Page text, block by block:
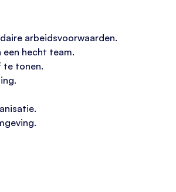
arbeidsvoorwaarden.
een hecht team.
te tonen.